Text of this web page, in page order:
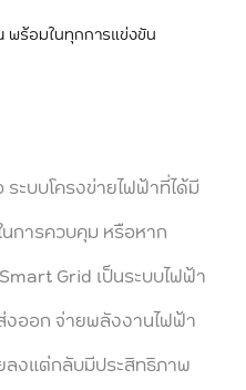
พร้อมในทุกการแข่งขัน
ะบบโครงข่ายไฟฟ้าที่ได้มี
นการควบคุม หรือหาก
Grid เป็นระบบไฟฟ้า
งออก จ่ายพลังงานไฟฟ้า
ลงแต่กลับมีประสิทธิภาพ